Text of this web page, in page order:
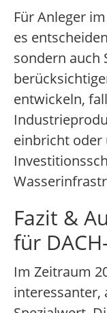
Für Anleger
es
sondern auch
entwickeln,
einbricht oder
Fazit &
für
Im Zeitraum
interessanter,